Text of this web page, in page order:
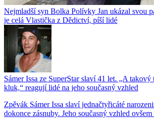
Nejmladší syn Bolka Polívky Jan ukázal svou
je celá Vlastička z Dědictví, píší lidé
Sámer Issa ze SuperStar slaví 41 let. „A
kluk,“ reagují lidé na jeho současný vzhled
Zpěvák Sámer Issa slaví jednačtyřicáté
dokonce zásnuby. Jeho současný vzhled ovšem